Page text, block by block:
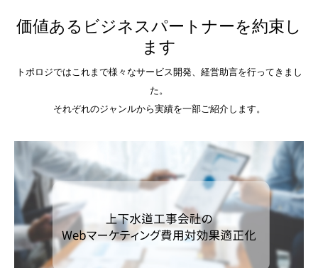
価値あるビジネスパートナーを約束し
ます
トポロジではこれまで様々なサービス開発、経営助言を行ってきまし
た。
それぞれのジャンルから実績を一部ご紹介します。